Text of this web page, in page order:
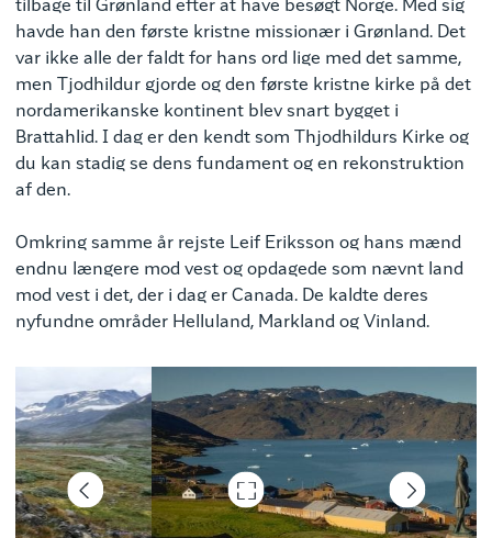
tilbage til Grønland efter at have besøgt Norge. Med sig
havde han den første kristne missionær i Grønland. Det
var ikke alle der faldt for hans ord lige med det samme,
men Tjodhildur gjorde og den første kristne kirke på det
nordamerikanske kontinent blev snart bygget i
Brattahlid. I dag er den kendt som Thjodhildurs Kirke og
du kan stadig se dens fundament og en rekonstruktion
af den.
Omkring samme år rejste Leif Eriksson og hans mænd
endnu længere mod vest og opdagede som nævnt land
mod vest i det, der i dag er Canada. De kaldte deres
nyfundne områder Helluland, Markland og Vinland.